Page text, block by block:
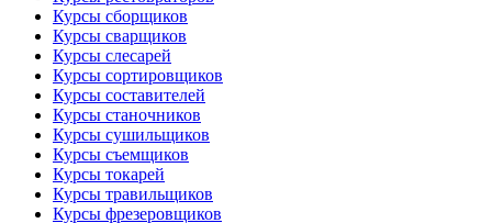
Курсы сборщиков
Курсы сварщиков
Курсы слесарей
Курсы сортировщиков
Курсы составителей
Курсы станочников
Курсы сушильщиков
Курсы съемщиков
Курсы токарей
Курсы травильщиков
Курсы фрезеровщиков